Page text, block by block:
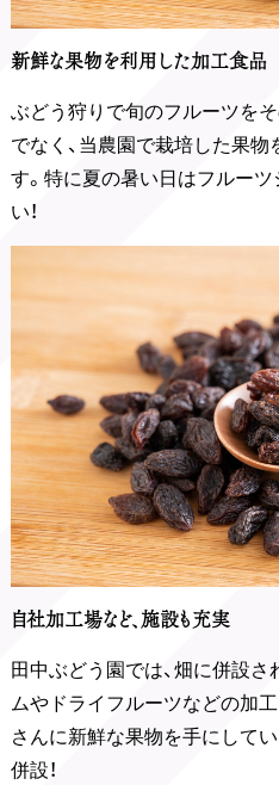
新鮮な果物を利用した加工食品
ぶどう狩りで旬のフルーツを
でなく、当農園で栽培した果
す。特に夏の暑い日はフルー
い！
自社加工場など、施設も充実
田中ぶどう園では、畑に併設さ
ムやドライフルーツなどの加
さんに新鮮な果物を手にして
併設！